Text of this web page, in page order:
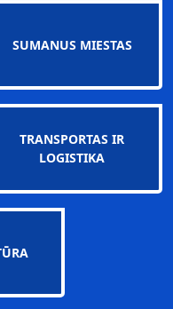
SUMANUS MIESTAS
TRANSPORTAS IR
LOGISTIKA